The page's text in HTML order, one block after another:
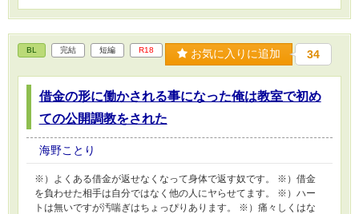
BL 完結 短編 R18 お気に入りに追加 34
借金の形に働かされる事になった俺は教室で初め
ての公開調教をされた
海野ことり
※）よくある借金が返せなくなって身体で返す奴です。 ※）借金
を負わせた相手は自分ではなく他の人にヤらせてます。 ※）ハー
トは無いですが汚喘ぎはちょっぴりあります。 ※）痛々しくはな